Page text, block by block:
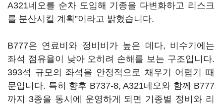
A321네오를 순차 도입해 기종을 다변화하고 리스크
를 분산시킬 계획”이라고 밝혔습니다.
B777은 연료비와 정비비가 높은 데다, 비수기에는
좌석 점유율이 낮아 오히려 손해를 보는 구조입니다.
393석 규모의 좌석을 안정적으로 채우기 어렵기 때
문입니다. 특히 향후 B737-8, A321네오와 함께 B777
까지 3종을 동시에 운영하게 되면 기종별 정비와 리